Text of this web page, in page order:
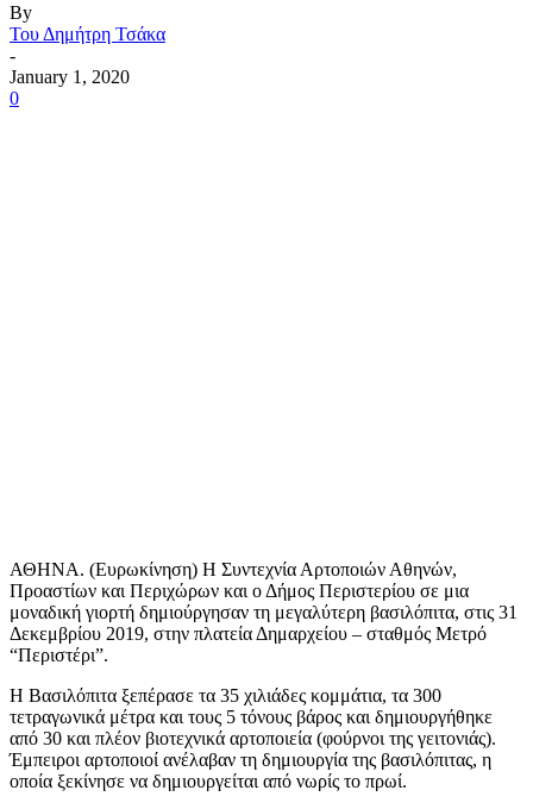
By
Του Δημήτρη Τσάκα
-
January 1, 2020
0
ΑΘΗΝΑ. (Ευρωκίνηση) Η Συντεχνία Αρτοποιών Αθηνών,
Προαστίων και Περιχώρων και ο Δήμος Περιστερίου σε μια
μοναδική γιορτή δημιούργησαν τη μεγαλύτερη βασιλόπιτα, στις 31
Δεκεμβρίου 2019, στην πλατεία Δημαρχείου – σταθμός Μετρό
“Περιστέρι”.
Η Βασιλόπιτα ξεπέρασε τα 35 χιλιάδες κομμάτια, τα 300
τετραγωνικά μέτρα και τους 5 τόνους βάρος και δημιουργήθηκε
από 30 και πλέον βιοτεχνικά αρτοποιεία (φούρνοι της γειτονιάς).
Έμπειροι αρτοποιοί ανέλαβαν τη δημιουργία της βασιλόπιτας, η
οποία ξεκίνησε να δημιουργείται από νωρίς το πρωί.